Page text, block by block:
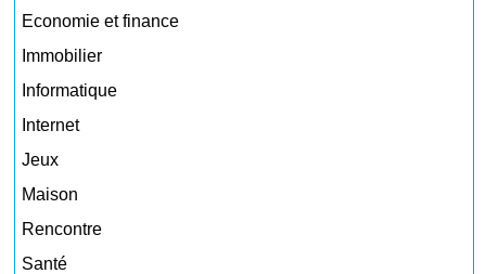
Economie et finance
Immobilier
Informatique
Internet
Jeux
Maison
Rencontre
Santé